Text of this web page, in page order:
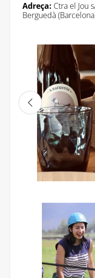
Adreça: Ctra el Jou
Berguedà